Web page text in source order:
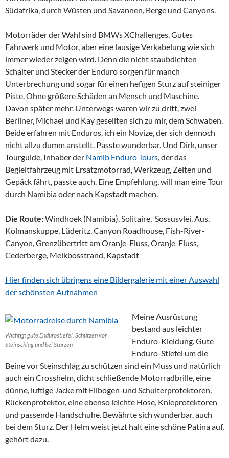
Südafrika, durch Wüsten und Savannen, Berge und Canyons.
Motorräder der Wahl sind BMWs XChallenges. Gutes
Fahrwerk und Motor, aber eine lausige Verkabelung wie sich
immer wieder zeigen wird. Denn die nicht staubdichten
Schalter und Stecker der Enduro sorgen für manch
Unterbrechung und sogar für einen hefigen Sturz auf steiniger
Piste. Ohne größere Schäden an Mensch und Maschine.
Davon später mehr. Unterwegs waren wir zu dritt, zwei
Berliner, Michael und Kay gesellten sich zu mir, dem Schwaben.
Beide erfahren mit Enduros, ich ein Novize, der sich dennoch
nicht allzu dumm anstellt. Passte wunderbar. Und Dirk, unser
Tourguide, Inhaber der Namib Enduro Tours, der das
Begleitfahrzeug mit Ersatzmotorrad, Werkzeug, Zelten und
Gepäck fährt, passte auch. Eine Empfehlung, will man eine Tour
durch Namibia oder nach Kapstadt machen.
Die Route:Windhoek (Namibia), Solitaire, Sossusvlei, Aus,
Kolmanskuppe, Lüderitz, Canyon Roadhouse, Fish-River-
Canyon, Grenzübertritt am Oranje-Fluss, Oranje-Fluss,
Cederberge, Melkbosstrand, Kapstadt
Hier finden sich übrigens eine Bildergalerie mit einer Auswahl
der schönsten Aufnahmen
Wichtig: gute Endurostiefel. Schützen vor
Steinschlag und bei Stürzen
Meine Ausrüstung
bestand aus leichter
Enduro-Kleidung. Gute
Enduro-Stiefel um die
Beine vor Steinschlag zu schützen sind ein Muss und natürlich
auch ein Crosshelm, dicht schließende Motorradbrille, eine
dünne, luftige Jacke mit Ellbogen-und Schulterprotektoren,
Rückenprotektor, eine ebenso leichte Hose, Knieprotektoren
und passende Handschuhe. Bewährte sich wunderbar, auch
bei dem Sturz. Der Helm weist jetzt halt eine schöne Patina auf,
gehört dazu.